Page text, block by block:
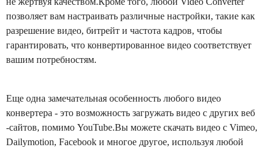
позволяет вам настраивать различные настройки, такие как
разрешение видео, битрейт и частота кадров, чтобы
гарантировать, что конвертированное видео соответствует
вашим потребностям.
Еще одна замечательная особенность любого видео
конвертера - это возможность загружать видео с других веб
-сайтов, помимо YouTube.Вы можете скачать видео с Vimeo,
Dailymotion, Facebook и многое другое, используя любой